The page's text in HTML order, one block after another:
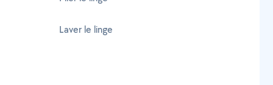
Laver le linge